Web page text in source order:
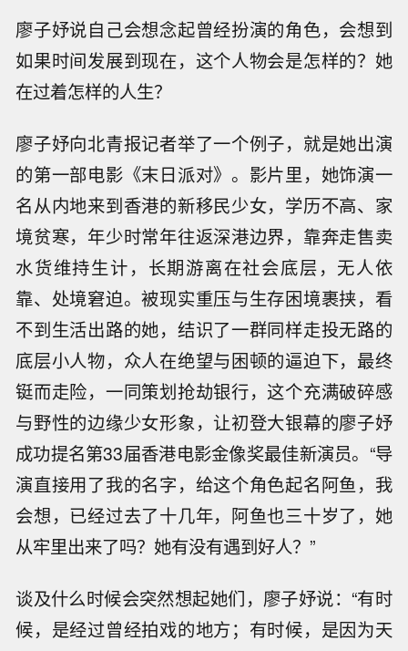
廖子妤说自己会想念起曾经扮演的角色，会想到
如果时间发展到现在，这个人物会是怎样的？她
在过着怎样的人生？
廖子妤向北青报记者举了一个例子，就是她出演
的第一部电影《末日派对》。影片里，她饰演一
名从内地来到香港的新移民少女，学历不高、家
境贫寒，年少时常年往返深港边界，靠奔走售卖
水货维持生计，长期游离在社会底层，无人依
靠、处境窘迫。被现实重压与生存困境裹挟，看
不到生活出路的她，结识了一群同样走投无路的
底层小人物，众人在绝望与困顿的逼迫下，最终
铤而走险，一同策划抢劫银行，这个充满破碎感
与野性的边缘少女形象，让初登大银幕的廖子妤
成功提名第33届香港电影金像奖最佳新演员。“导
演直接用了我的名字，给这个角色起名阿鱼，我
会想，已经过去了十几年，阿鱼也三十岁了，她
从牢里出来了吗？她有没有遇到好人？”
谈及什么时候会突然想起她们，廖子妤说：“有时
候，是经过曾经拍戏的地方；有时候，是因为天